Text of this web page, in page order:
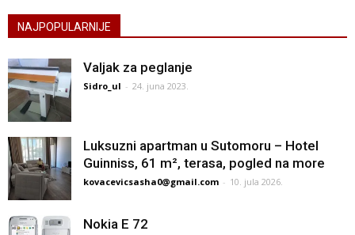
NAJPOPULARNIJE
Valjak za peglanje
Sidro_ul - 24. juna 2023.
Luksuzni apartman u Sutomoru – Hotel
Guinniss, 61 m², terasa, pogled na more
kovacevicsasha0@gmail.com - 10. jula 2026.
Nokia E 72